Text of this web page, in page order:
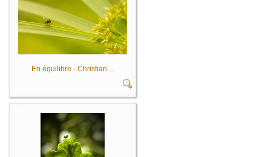
En équilibre - Christian ...